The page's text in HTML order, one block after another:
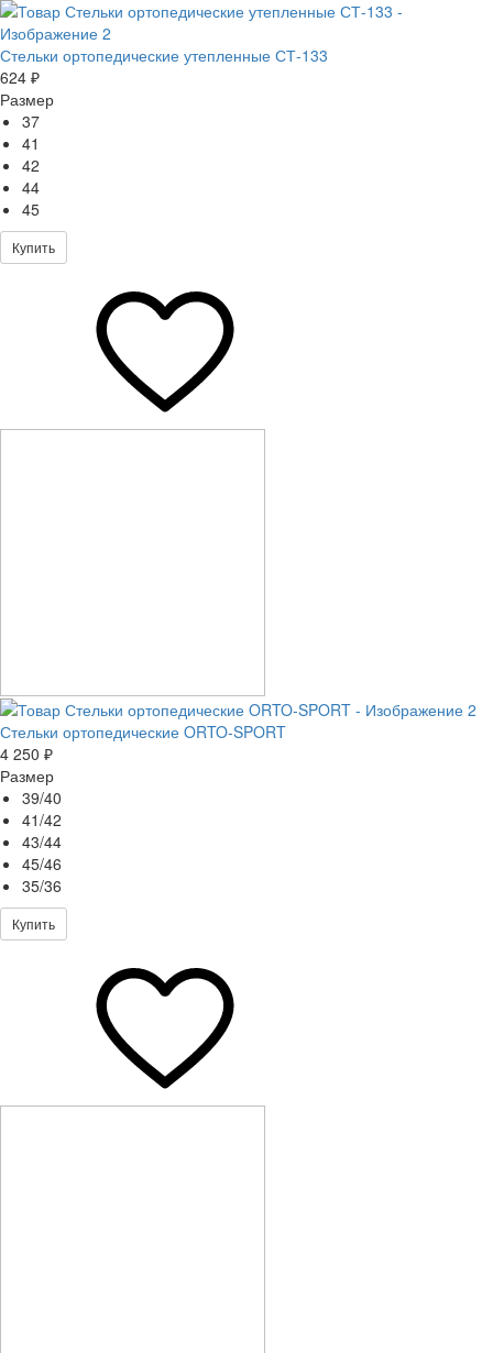
Стельки ортопедические утепленные СТ-133
624 ₽
Размер
37
41
42
44
45
Купить
Стельки ортопедические ORTO-SPORT
4 250 ₽
Размер
39/40
41/42
43/44
45/46
35/36
Купить